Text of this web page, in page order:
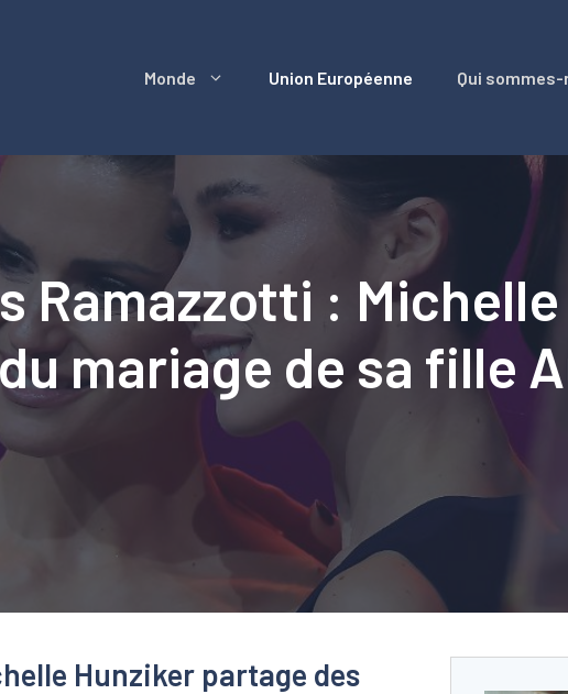
Monde Union Européenne Qui sommes-
Ramazzotti :
mariage de sa fille
Hunziker partage des